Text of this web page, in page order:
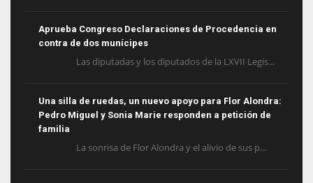
Aprueba Congreso Declaraciones de Procedencia en
contra de dos munícipes
Las diputadas y los diputados de la LXVII Legis...
Una silla de ruedas, un nuevo apoyo para Flor Alondra:
Pedro Miguel y Sonia Marie responden a petición de
familia
La sonrisa de Flor Alondra y el alivio de sus p...